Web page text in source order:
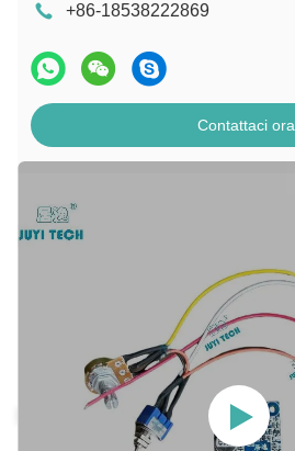
+86-18538222869
Contattaci ora